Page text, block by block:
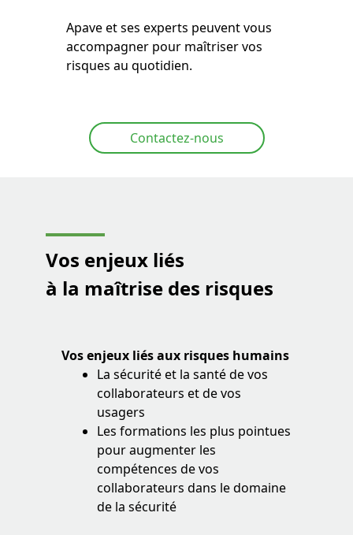
Apave et ses experts peuvent vous
accompagner pour maîtriser vos
risques au quotidien.
Contactez-nous
Vos enjeux liés
à la maîtrise des risques
Vos enjeux liés aux risques humains
La sécurité et la santé de vos
collaborateurs et de vos
usagers
Les formations les plus pointues
pour augmenter les
compétences de vos
collaborateurs dans le domaine
de la sécurité